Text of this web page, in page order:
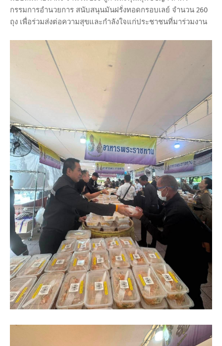
กรรมการอำนวยการ สนับสนุนมันฝรั่งทอดกรอบเลย์ จำนวน 260
ถุง เพื่อร่วมส่งต่อความสุขและกำลังใจแก่ประชาชนที่มาร่วมงาน